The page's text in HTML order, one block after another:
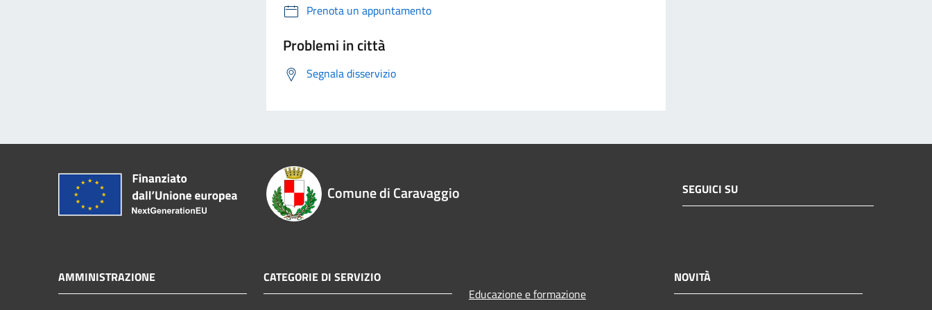
Prenota un appuntamento
Problemi in città
Segnala disservizio
Comune di Caravaggio SEGUICI SU
AMMINISTRAZIONE CATEGORIE DI SERVIZIO
Educazione e formazione
NOVITÀ